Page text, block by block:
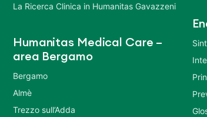
La Ricerca Clinica in Humanitas Gavazzeni
Humanitas Medical Care –
area Bergamo
Bergamo
Almè
Trezzo sull’Adda